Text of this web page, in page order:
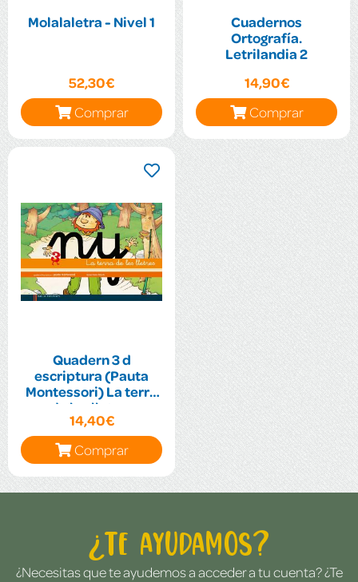
Molalaletra - Nivel 1
52,30€
Comprar
Cuadernos
Ortografía.
Letrilandia 2
14,90€
Comprar
Quadern 3 d
escriptura (Pauta
Montessori) La terra
de les lletres
14,40€
Comprar
¿Te ayudamos?
¿Necesitas que te ayudemos a acceder a tu cuenta? ¿Te